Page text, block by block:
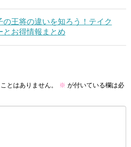
の王将の違いを知ろう！テイク
とお得情報まとめ
とはありません。 ※ が付いている欄は必